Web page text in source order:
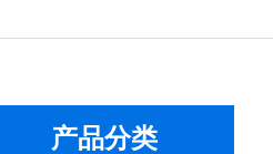
产品分类